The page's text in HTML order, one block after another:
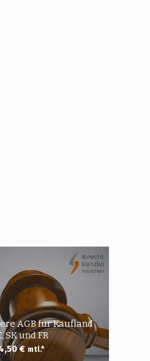
AGB für Kaufland
SK und FR
€ mtl.*